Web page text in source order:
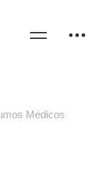
Médicos